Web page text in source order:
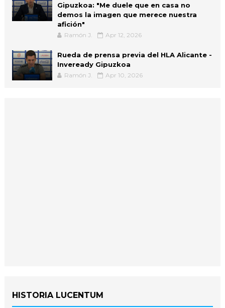
Gipuzkoa: "Me duele que en casa no
demos la imagen que merece nuestra
afición"
Ramón J. Apr 12, 2026
Rueda de prensa previa del HLA Alicante -
Inveready Gipuzkoa
Ramón J. Apr 10, 2026
HISTORIA LUCENTUM